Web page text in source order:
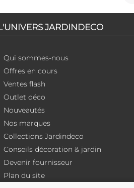
JARDINDECO
Qui sommes-nous
Offres en cours
Ventes flash
Outlet déco
Nouveautés
Nos marques
Collections Jardindeco
Conseils décoration & jardin
Devenir fournisseur
Plan du site